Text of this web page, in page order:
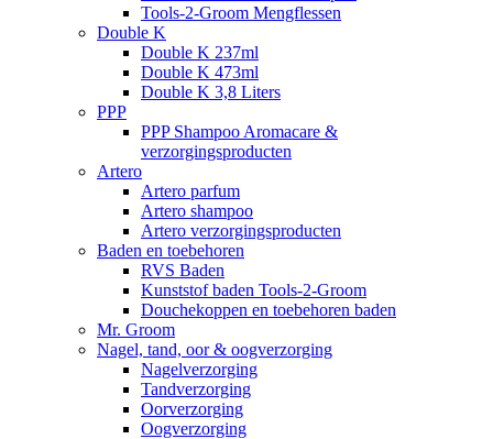
Tools-2-Groom Mengflessen
Double K
Double K 237ml
Double K 473ml
Double K 3,8 Liters
PPP
PPP Shampoo Aromacare &
verzorgingsproducten
Artero
Artero parfum
Artero shampoo
Artero verzorgingsproducten
Baden en toebehoren
RVS Baden
Kunststof baden Tools-2-Groom
Douchekoppen en toebehoren baden
Mr. Groom
Nagel, tand, oor & oogverzorging
Nagelverzorging
Tandverzorging
Oorverzorging
Oogverzorging